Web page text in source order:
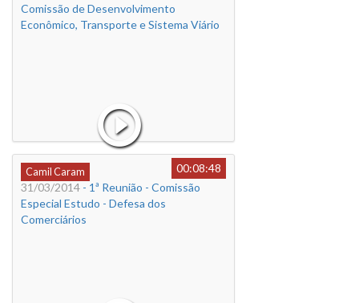
Comissão de Desenvolvimento
Econômico, Transporte e Sistema Viário
Camil Caram
00:08:48
31/03/2014 - 1ª Reunião - Comissão
Especial Estudo - Defesa dos
Comerciários